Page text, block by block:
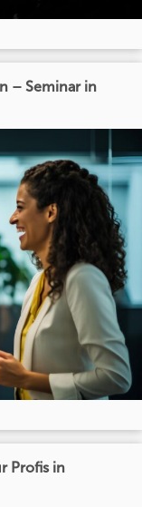
– Seminar in
Profis in